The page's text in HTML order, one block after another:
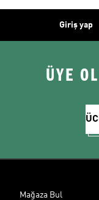
Giriş yap
ÜYE
Mağaza Bul